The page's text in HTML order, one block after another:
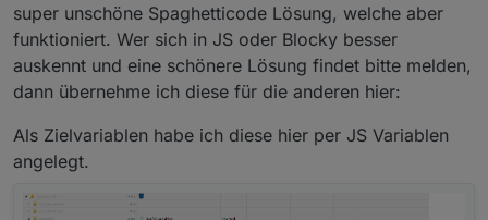
super unschöne Spaghetticode Lösung, welche aber
funktioniert. Wer sich in JS oder Blocky besser
auskennt und eine schönere Lösung findet bitte melden,
dann übernehme ich diese für die anderen hier:
Als Zielvariablen habe ich diese hier per JS Variablen
angelegt.